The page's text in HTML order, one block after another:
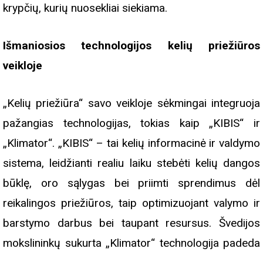
krypčių, kurių nuosekliai siekiama.
Išmaniosios technologijos kelių priežiūros
veikloje
„Kelių priežiūra“ savo veikloje sėkmingai integruoja
pažangias technologijas, tokias kaip „KIBIS“ ir
„Klimator“. „KIBIS“ – tai kelių informacinė ir valdymo
sistema, leidžianti realiu laiku stebėti kelių dangos
būklę, oro sąlygas bei priimti sprendimus dėl
reikalingos priežiūros, taip optimizuojant valymo ir
barstymo darbus bei taupant resursus. Švedijos
mokslininkų sukurta „Klimator“ technologija padeda